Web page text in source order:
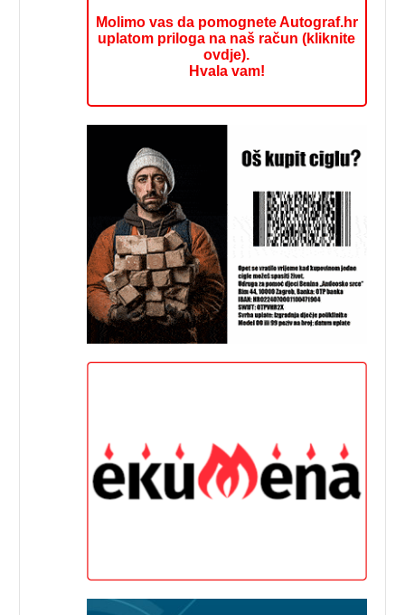
Molimo vas da pomognete Autograf.hr
uplatom priloga na naš račun (kliknite
ovdje).
Hvala vam!